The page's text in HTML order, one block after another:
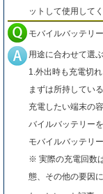
ットして使用してく
モバイルバッテリ
用途に合わせて選ぶ
1.外出時も充電切
まずは所持してい
充電したい端末の
バイルバッテリーを
モバイルバッテリ
※ 実際の充電回数
態、その他の要因